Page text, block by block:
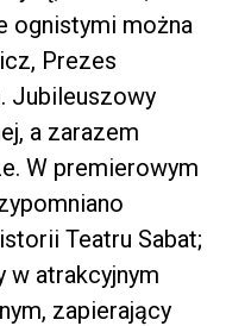
ognistymi można
Prezes
Jubileuszowy
a zarazem
W premierowym
Teatru Sabat;
atrakcyjnym
zapierający